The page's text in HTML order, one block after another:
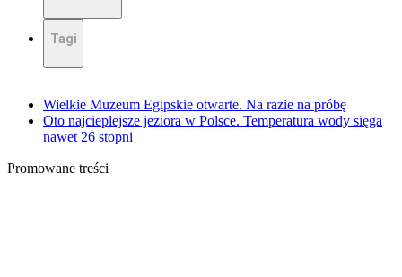
Tagi
Wielkie Muzeum Egipskie otwarte. Na razie na próbę
Oto najcieplejsze jeziora w Polsce. Temperatura wody sięga
nawet 26 stopni
Promowane treści